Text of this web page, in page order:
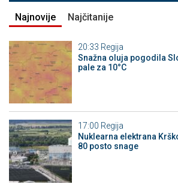
Najnovije Najčitanije
20:33 Regija
Snažna oluja pogodila
pale za 10°C
17:00 Regija
Nuklearna elektrana
80 posto snage